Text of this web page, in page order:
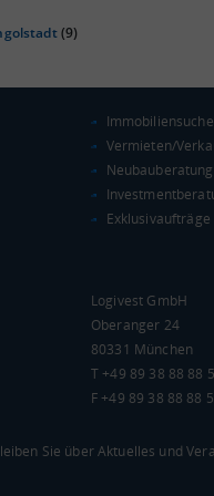
PRO KOPF
Bundesland
(9)
Immobiliensuche
Vermieten/
Neubauberatung
Exklusivaufträge
Logivest GmbH
Oberanger 24
80331 München
T +49 89 38 88 88
F +49 89 38 88 88
Sie über Aktuelles und